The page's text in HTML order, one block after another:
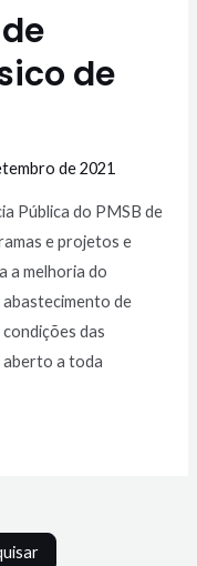
de
de 2021
Pública do PMSB de
e projetos e
a melhoria do
abastecimento de
das
aberto a toda